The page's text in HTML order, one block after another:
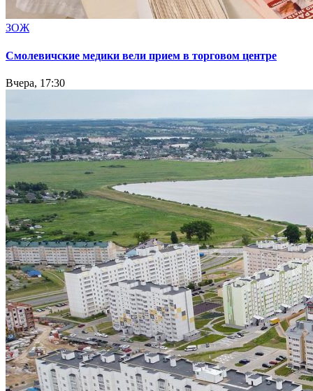
ЗОЖ
Смолевичские медики вели прием в торговом центре
Вчера, 17:30